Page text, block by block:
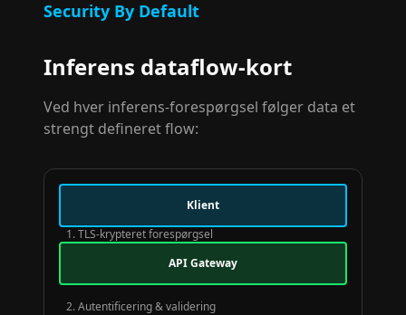
Security By Default
Inferens dataflow-kort
Ved hver inferens-forespørgsel følger data et
strengt defineret flow:
Klient
1. TLS-krypteret forespørgsel
API Gateway
2. Autentificering & validering